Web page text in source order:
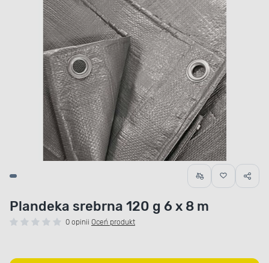
Plandeka srebrna 120 g 6 x 8 m
0 opinii Oceń produkt